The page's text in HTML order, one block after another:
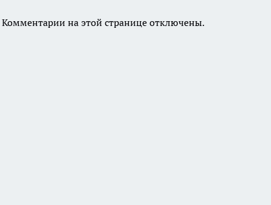
Комментарии на этой странице отключены.